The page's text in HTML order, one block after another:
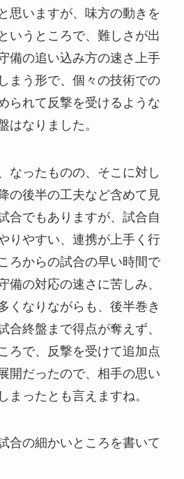
思いますが、味方の動きを
いうところで、難しさが出
備の追い込み方の速さ上手
まう形で、個々の技術での
られて反撃を受けるような
はなりました。
なったものの、そこに対し
の後半の工夫など含めて見
合でもありますが、試合自
りやすい、連携が上手く行
ろからの試合の早い時間で
備の対応の速さに苦しみ、
くなりながらも、後半巻き
合終盤まで得点が奪えず、
ろで、反撃を受けて追加点
開だったので、相手の思い
まったとも言えますね。
合の細かいところを書いて